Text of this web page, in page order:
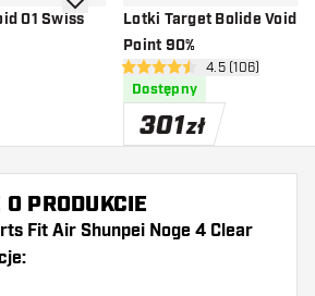
01 Swiss
recenzji
dodaj do listy życzeń
Lotki Target Bolide Void
Point 90%
otwórz panel
4.5 gwiazdki oceny
4.5 (106)
Dostępny
301zł
PRODUKCIE
Fit Air Shunpei Noge 4 Clear